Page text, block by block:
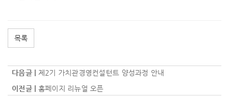
목록
다음글 | 제2기 가치관경영컨설턴트 양성과정 안내
이전글 | 홈페이지 리뉴얼 오픈